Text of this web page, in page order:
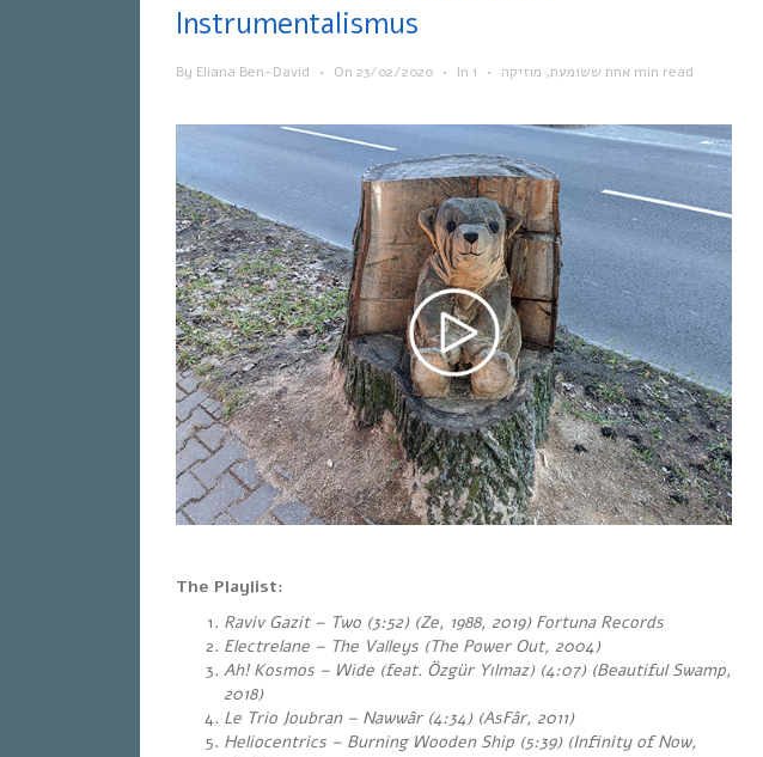
Instrumentalismus
By Eliana Ben-David • On 23/02/2020 • In אחת ששומעת, מוזיקה • 1 min read
The Playlist:
Raviv Gazit – Two (3:52) (Ze, 1988, 2019) Fortuna Records
Electrelane – The Valleys (The Power Out, 2004)
Ah! Kosmos – Wide (feat. Özgür Yılmaz) (4:07) (Beautiful Swamp,
2018)
Le Trio Joubran – Nawwâr (4:34) (AsFâr, 2011)
Heliocentrics – Burning Wooden Ship (5:39) (Infinity of Now,